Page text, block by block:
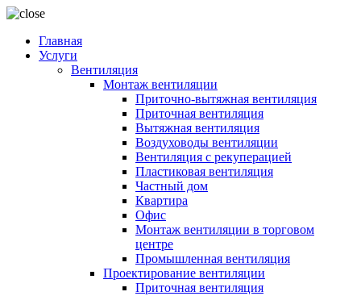
Главная
Услуги
Вентиляция
Монтаж вентиляции
Приточно-вытяжная вентиляция
Приточная вентиляция
Вытяжная вентиляция
Воздуховоды вентиляции
Вентиляция с рекуперацией
Пластиковая вентиляция
Частный дом
Квартира
Офис
Монтаж вентиляции в торговом
центре
Промышленная вентиляция
Проектирование вентиляции
Приточная вентиляция